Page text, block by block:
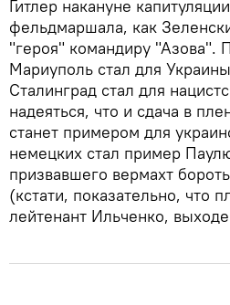
Гитлер накануне
фельдмаршала, как
"героя" командиру "Азова".
Мариуполь стал для
Сталинград стал для
надеяться, что и сдача в
станет примером для
немецких стал пример
призвавшего вермахт
(кстати, показательно, что
лейтенант Ильченко,